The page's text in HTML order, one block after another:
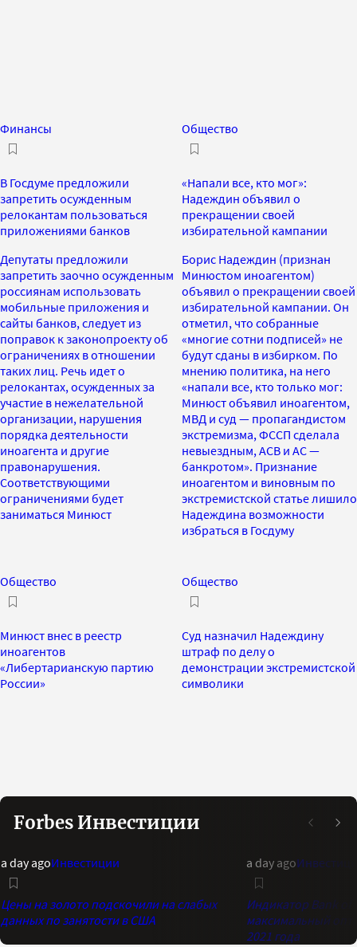
Финансы
В Госдуме предложили
запретить осужденным
релокантам пользоваться
приложениями банков
Депутаты предложили
запретить заочно осужденным
россиянам использовать
мобильные приложения и
сайты банков, следует из
поправок к законопроекту об
ограничениях в отношении
таких лиц. Речь идет о
релокантах, осужденных за
участие в нежелательной
организации, нарушения
порядка деятельности
иноагента и другие
правонарушения.
Соответствующими
ограничениями будет
заниматься Минюст
Общество
«Напали все, кто мог»:
Надеждин объявил о
прекращении своей
избирательной кампании
Борис Надеждин (признан
Минюстом иноагентом)
объявил о прекращении своей
избирательной кампании. Он
отметил, что собранные
«многие сотни подписей» не
будут сданы в избирком. По
мнению политика, на него
«напали все, кто только мог:
Минюст объявил иноагентом,
МВД и суд — пропагандистом
экстремизма, ФССП сделала
невыездным, АСВ и АС —
банкротом». Признание
иноагентом и виновным по
экстремистской статье лишило
Надеждина возможности
избраться в Госдуму
Общество
Минюст внес в реестр
иноагентов
«Либертарианскую партию
России»
Общество
Суд назначил Надеждину
штраф по делу о
демонстрации экстремистской
символики
Forbes Инвестиции
a day agoИнвестиции
Цены на золото подскочили на слабых
данных по занятости в США
a day ago
Индикатор Bank of
максимальный
2021 года